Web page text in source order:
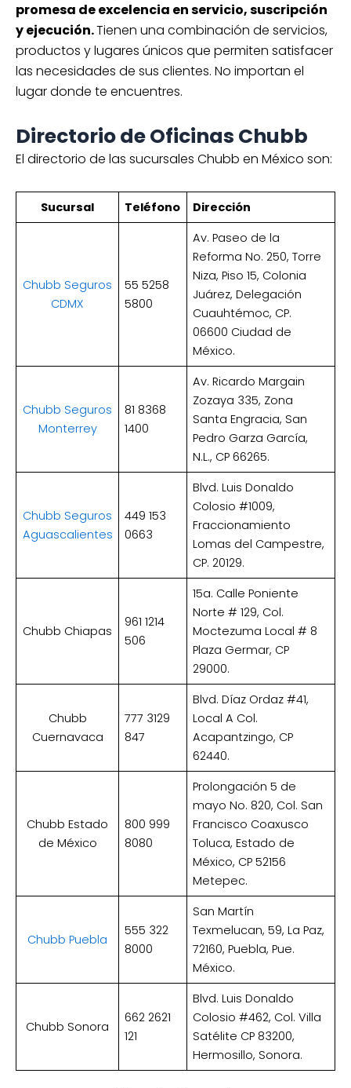
promesa de excelencia en servicio, suscripción
y ejecución.Tienen una combinación de servicios,
productos y lugares únicos que permiten satisfacer
las necesidades de sus clientes. No importan el
lugar donde te encuentres.
Directorio de Oficinas Chubb
El directorio de las sucursales Chubb en México son:
Sucursal Teléfono Dirección
Chubb Seguros
CDMX
55 5258
5800
Av. Paseo de la
Reforma No. 250, Torre
Niza, Piso 15, Colonia
Juárez, Delegación
Cuauhtémoc, CP.
06600 Ciudad de
México.
Chubb Seguros
Monterrey
81 8368
1400
Av. Ricardo Margain
Zozaya 335, Zona
Santa Engracia, San
Pedro Garza García,
N.L., CP 66265.
Chubb Seguros
Aguascalientes
449 153
0663
Blvd. Luis Donaldo
Colosio #1009,
Fraccionamiento
Lomas del Campestre,
CP. 20129.
Chubb Chiapas
961 1214
506
15a. Calle Poniente
Norte # 129, Col.
Moctezuma Local # 8
Plaza Germar, CP
29000.
Chubb
Cuernavaca
777 3129
847
Blvd. Díaz Ordaz #41,
Local A Col.
Acapantzingo, CP
62440.
Chubb Estado
de México
800 999
8080
Prolongación 5 de
mayo No. 820, Col. San
Francisco Coaxusco
Toluca, Estado de
México, CP 52156
Metepec.
Chubb Puebla
555 322
8000
San Martín
Texmelucan, 59, La Paz,
72160, Puebla, Pue.
México.
Chubb Sonora
662 2621
121
Blvd. Luis Donaldo
Colosio #462, Col. Villa
Satélite CP 83200,
Hermosillo, Sonora.